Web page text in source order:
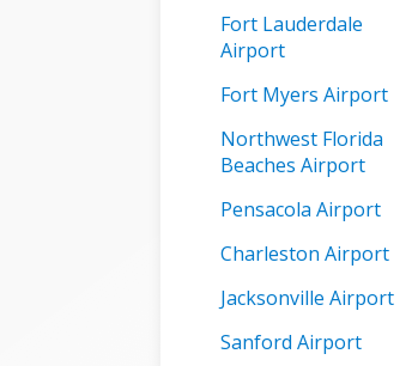
Fort Lauderdale
Airport
Fort Myers Airport
Northwest Florida
Beaches Airport
Pensacola Airport
Charleston Airport
Jacksonville Airport
Sanford Airport